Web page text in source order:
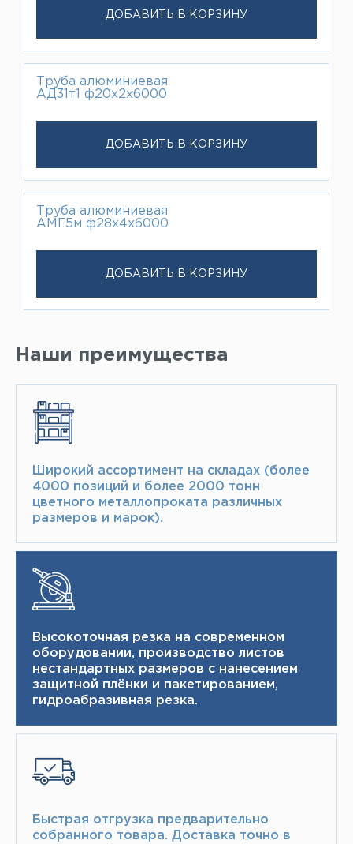
ДОБАВИТЬ В КОРЗИНУ
Труба алюминиевая
АД31т1 ф20х2х6000
ДОБАВИТЬ В КОРЗИНУ
Труба алюминиевая
АМГ5м ф28х4х6000
ДОБАВИТЬ В КОРЗИНУ
Наши преимущества
Широкий ассортимент на складах (более
4000 позиций и более 2000 тонн​
цветного металлопроката различных
размеров и марок).
Высокоточная резка на современном
оборудовании, производство листов
нестандартных размеров с нанесением
защитной плёнки и пакетированием,
гидроабразивная резка.
Быстрая отгрузка предварительно
собранного товара.​ Доставка точно в